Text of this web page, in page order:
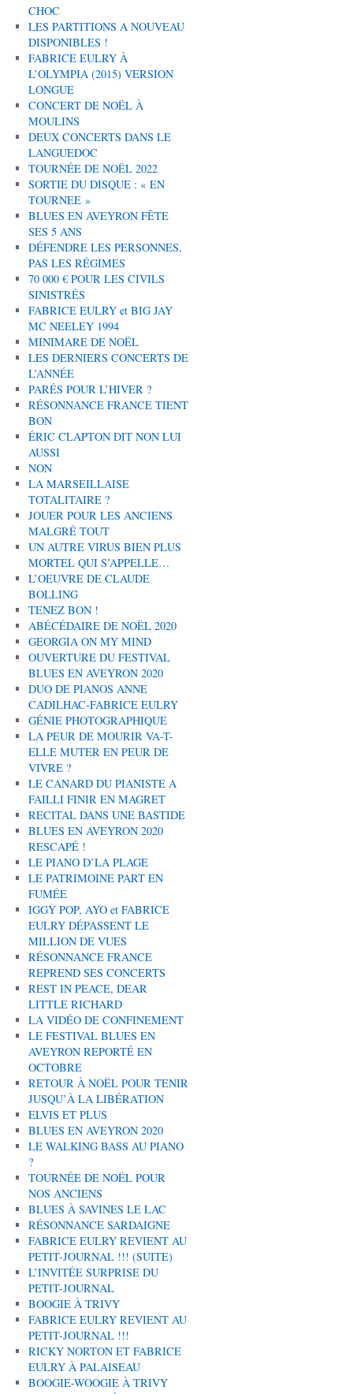
CHOC
LES PARTITIONS A NOUVEAU
DISPONIBLES !
FABRICE EULRY À
L’OLYMPIA (2015) VERSION
LONGUE
CONCERT DE NOËL À
MOULINS
DEUX CONCERTS DANS LE
LANGUEDOC
TOURNÉE DE NOËL 2022
SORTIE DU DISQUE : « EN
TOURNEE »
BLUES EN AVEYRON FÊTE
SES 5 ANS
DÉFENDRE LES PERSONNES,
PAS LES RÉGIMES
70 000 € POUR LES CIVILS
SINISTRÉS
FABRICE EULRY et BIG JAY
MC NEELEY 1994
MINIMARE DE NOËL
LES DERNIERS CONCERTS DE
L’ANNÉE
PARÉS POUR L’HIVER ?
RÉSONNANCE FRANCE TIENT
BON
ÉRIC CLAPTON DIT NON LUI
AUSSI
NON
LA MARSEILLAISE
TOTALITAIRE ?
JOUER POUR LES ANCIENS
MALGRÉ TOUT
UN AUTRE VIRUS BIEN PLUS
MORTEL QUI S’APPELLE…
L’OEUVRE DE CLAUDE
BOLLING
TENEZ BON !
ABÉCÉDAIRE DE NOËL 2020
GEORGIA ON MY MIND
OUVERTURE DU FESTIVAL
BLUES EN AVEYRON 2020
DUO DE PIANOS ANNE
CADILHAC-FABRICE EULRY
GÉNIE PHOTOGRAPHIQUE
LA PEUR DE MOURIR VA-T-
ELLE MUTER EN PEUR DE
VIVRE ?
LE CANARD DU PIANISTE A
FAILLI FINIR EN MAGRET
RECITAL DANS UNE BASTIDE
BLUES EN AVEYRON 2020
RESCAPÉ !
LE PIANO D’LA PLAGE
LE PATRIMOINE PART EN
FUMÉE
IGGY POP, AYO et FABRICE
EULRY DÉPASSENT LE
MILLION DE VUES
RÉSONNANCE FRANCE
REPREND SES CONCERTS
REST IN PEACE, DEAR
LITTLE RICHARD
LA VIDÉO DE CONFINEMENT
LE FESTIVAL BLUES EN
AVEYRON REPORTÉ EN
OCTOBRE
RETOUR À NOËL POUR TENIR
JUSQU’À LA LIBÉRATION
ELVIS ET PLUS
BLUES EN AVEYRON 2020
LE WALKING BASS AU PIANO
?
TOURNÉE DE NOËL POUR
NOS ANCIENS
BLUES À SAVINES LE LAC
RÉSONNANCE SARDAIGNE
FABRICE EULRY REVIENT AU
PETIT-JOURNAL !!! (SUITE)
L’INVITÉE SURPRISE DU
PETIT-JOURNAL
BOOGIE À TRIVY
FABRICE EULRY REVIENT AU
PETIT-JOURNAL !!!
RICKY NORTON ET FABRICE
EULRY À PALAISEAU
BOOGIE-WOOGIE À TRIVY